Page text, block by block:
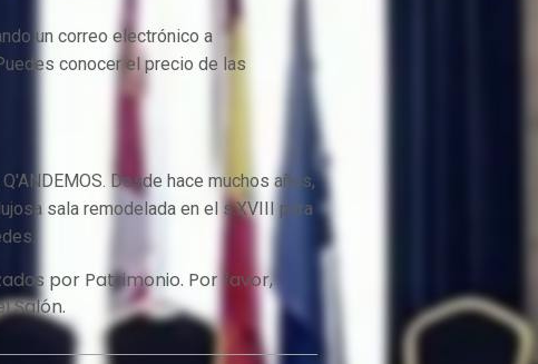
un correo electrónico a
conocer el precio de las
Desde hace muchos años,
sala remodelada en el s.XVIII para
por Patrimonio. Por favor,
Salón.